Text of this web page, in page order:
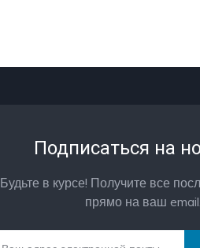
Подписаться на
Будьте в курсе! Получите все
прямо на ваш email.